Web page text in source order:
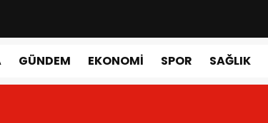
GÜNDEM EKONOMI SPOR SAĞLIK